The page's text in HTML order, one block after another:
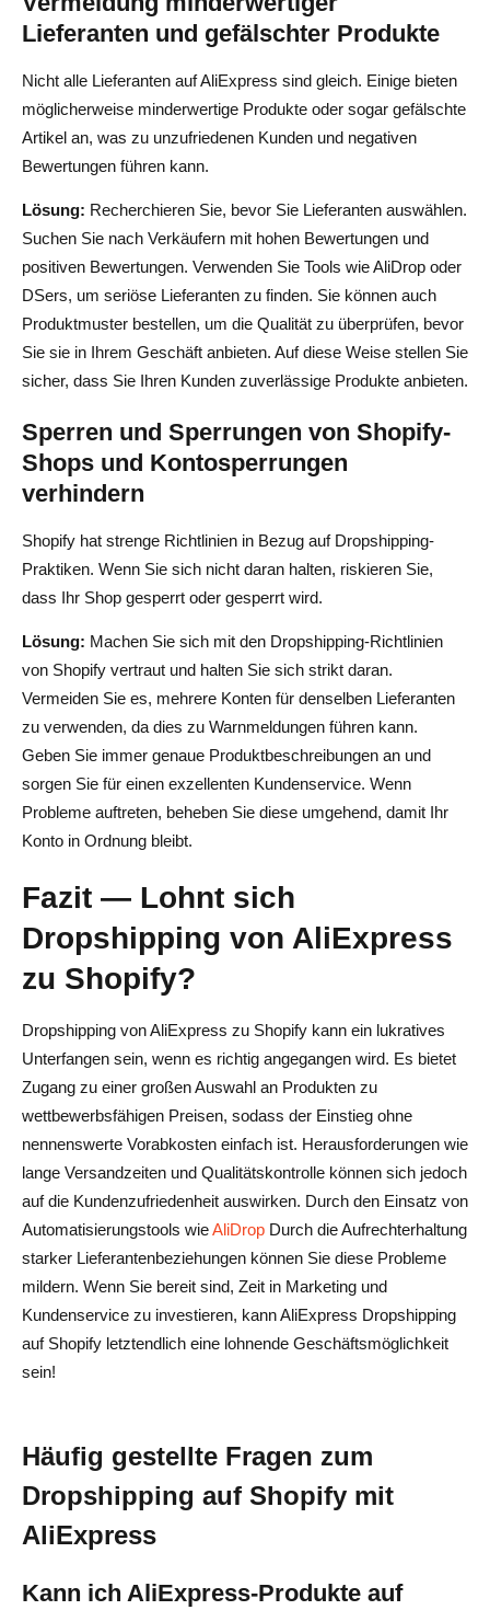
Lieferanten und gefälschter Produkte
Nicht alle Lieferanten auf AliExpress sind gleich. Einige bieten
möglicherweise minderwertige Produkte oder sogar gefälschte
Artikel an, was zu unzufriedenen Kunden und negativen
Bewertungen führen kann.
Lösung: Recherchieren Sie, bevor Sie Lieferanten auswählen.
Suchen Sie nach Verkäufern mit hohen Bewertungen und
positiven Bewertungen. Verwenden Sie Tools wie AliDrop oder
DSers, um seriöse Lieferanten zu finden. Sie können auch
Produktmuster bestellen, um die Qualität zu überprüfen, bevor
Sie sie in Ihrem Geschäft anbieten. Auf diese Weise stellen Sie
sicher, dass Sie Ihren Kunden zuverlässige Produkte anbieten.
Sperren und Sperrungen von Shopify-
Shops und Kontosperrungen
verhindern
Shopify hat strenge Richtlinien in Bezug auf Dropshipping-
Praktiken. Wenn Sie sich nicht daran halten, riskieren Sie,
dass Ihr Shop gesperrt oder gesperrt wird.
Lösung: Machen Sie sich mit den Dropshipping-Richtlinien
von Shopify vertraut und halten Sie sich strikt daran.
Vermeiden Sie es, mehrere Konten für denselben Lieferanten
zu verwenden, da dies zu Warnmeldungen führen kann.
Geben Sie immer genaue Produktbeschreibungen an und
sorgen Sie für einen exzellenten Kundenservice. Wenn
Probleme auftreten, beheben Sie diese umgehend, damit Ihr
Konto in Ordnung bleibt.
Fazit — Lohnt sich
Dropshipping von AliExpress
zu Shopify?
Dropshipping von AliExpress zu Shopify kann ein lukratives
Unterfangen sein, wenn es richtig angegangen wird. Es bietet
Zugang zu einer großen Auswahl an Produkten zu
wettbewerbsfähigen Preisen, sodass der Einstieg ohne
nennenswerte Vorabkosten einfach ist. Herausforderungen wie
lange Versandzeiten und Qualitätskontrolle können sich jedoch
auf die Kundenzufriedenheit auswirken. Durch den Einsatz von
Automatisierungstools wieAliDrop Durch die Aufrechterhaltung
starker Lieferantenbeziehungen können Sie diese Probleme
mildern. Wenn Sie bereit sind, Zeit in Marketing und
Kundenservice zu investieren, kann AliExpress Dropshipping
auf Shopify letztendlich eine lohnende Geschäftsmöglichkeit
sein!
Häufig gestellte Fragen zum
Dropshipping auf Shopify mit
AliExpress
Kann ich AliExpress-Produkte auf